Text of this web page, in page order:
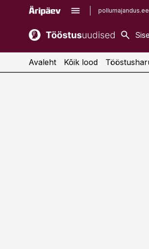
pollumajandus.ee
kaubandus.ee
kinnisvarauudised.ee
Avaleht Kõik lood